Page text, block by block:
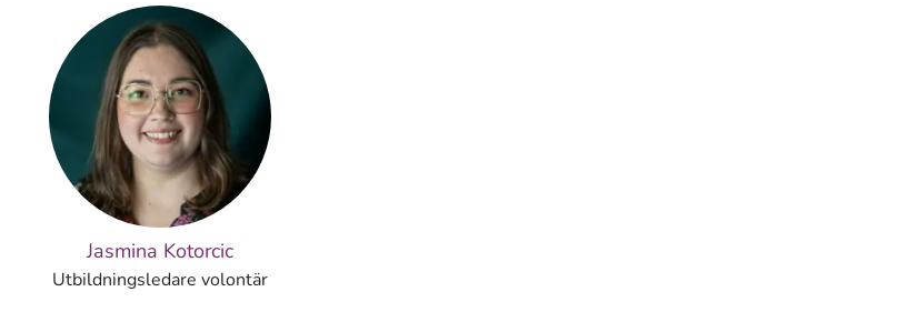
Jasmina Kotorcic
Utbildningsledare volontär